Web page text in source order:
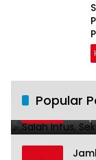
Popular
1
ini